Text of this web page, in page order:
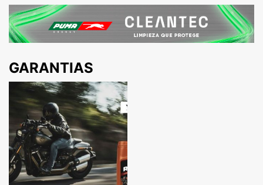
GARANTIAS